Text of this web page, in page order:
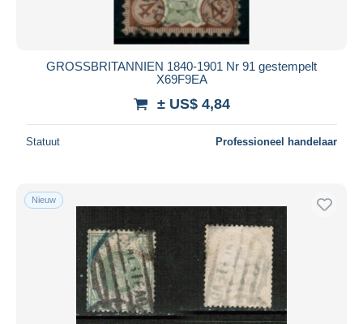
GROSSBRITANNIEN 1840-1901 Nr 91 gestempelt
X69F9EA
± US$ 4,84
Statuut Professioneel handelaar
Nieuw